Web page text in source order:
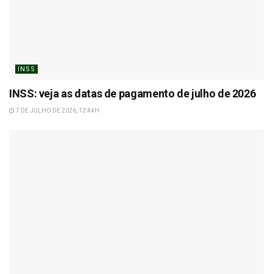
INSS
INSS: veja as datas de pagamento de julho de 2026
7 DE JULHO DE 2026, 13:44H